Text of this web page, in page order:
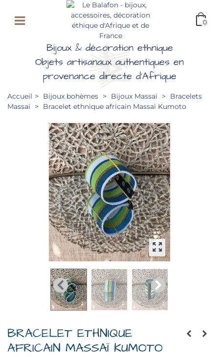
0
Bijoux & décoration ethnique
Objets artisanaux authentiques en
provenance directe d'Afrique
Accueil > Bijoux bohèmes > Bijoux Massaï >
Bracelets
Massaï > Bracelet ethnique africain Massaï Kumoto
BRACELET ETHNIQUE
AFRICAIN MASSAÏ KUMOTO